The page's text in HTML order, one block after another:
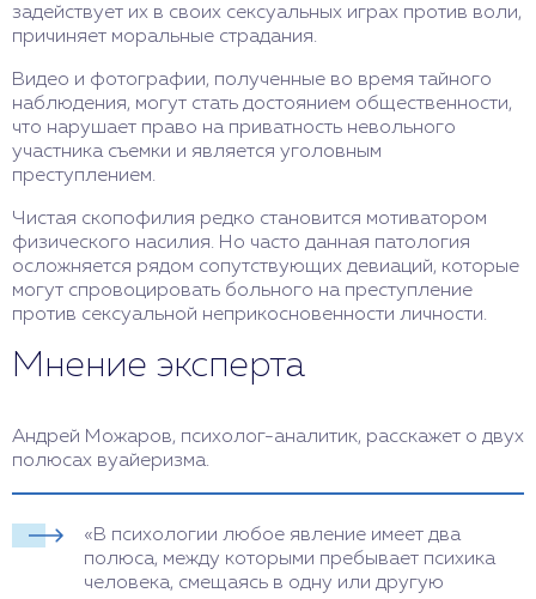
задействует их в своих сексуальных играх против воли,
причиняет моральные страдания.
Видео и фотографии, полученные во время тайного
наблюдения, могут стать достоянием общественности,
что нарушает право на приватность невольного
участника съемки и является уголовным
преступлением.
Чистая скопофилия редко становится мотиватором
физического насилия. Но часто данная патология
осложняется рядом сопутствующих девиаций, которые
могут спровоцировать больного на преступление
против сексуальной неприкосновенности личности.
Мнение эксперта
Андрей Можаров, психолог-аналитик, расскажет о двух
полюсах вуайеризма.
«В психологии любое явление имеет два
полюса, между которыми пребывает психика
человека, смещаясь в одну или другую